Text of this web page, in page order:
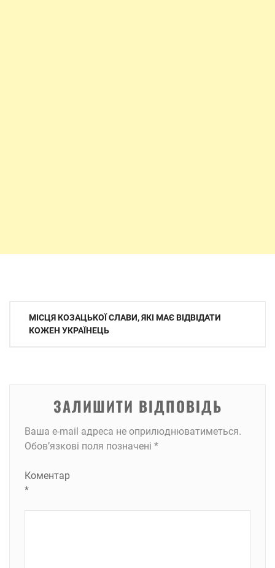
Навігація
записів
МІСЦЯ КОЗАЦЬКОЇ СЛАВИ, ЯКІ МАЄ ВІДВІДАТИ
КОЖЕН УКРАЇНЕЦЬ
ЗАЛИШИТИ ВІДПОВІДЬ
Ваша e-mail адреса не оприлюднюватиметься.
Обов’язкові поля позначені *
Коментар
*